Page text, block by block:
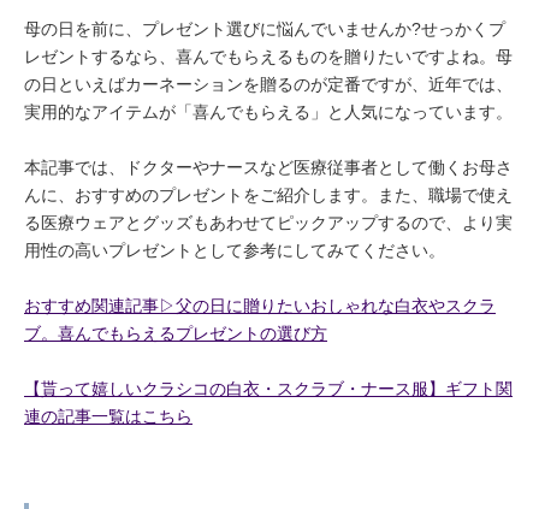
母の日を前に、プレゼント選びに悩んでいませんか?せっかくプ
レゼントするなら、喜んでもらえるものを贈りたいですよね。母
の日といえばカーネーションを贈るのが定番ですが、近年では、
実用的なアイテムが「喜んでもらえる」と人気になっています。
本記事では、ドクターやナースなど医療従事者として働くお母さ
んに、おすすめのプレゼントをご紹介します。また、職場で使え
る医療ウェアとグッズもあわせてピックアップするので、より実
用性の高いプレゼントとして参考にしてみてください。
おすすめ関連記事▷父の日に贈りたいおしゃれな白衣やスクラ
ブ。喜んでもらえるプレゼントの選び方
【貰って嬉しいクラシコの白衣・スクラブ・ナース服】ギフト関
連の記事一覧はこちら